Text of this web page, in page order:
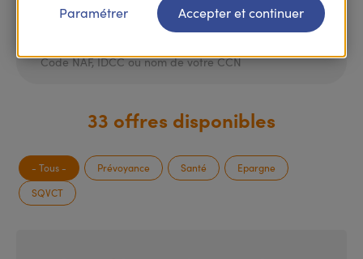
33 offres disponibles
- Tous - Prévoyance Santé
Epargne
SQVCT
Paramétrer Accepter et continuer